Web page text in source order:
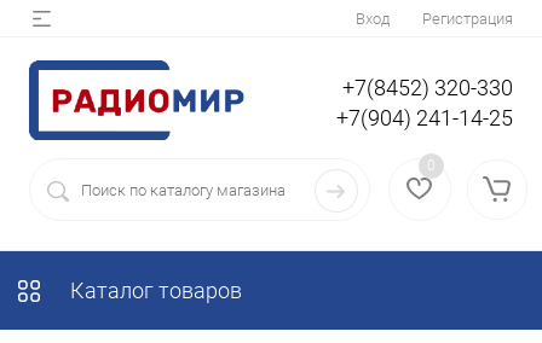
Вход Регистрация
+7(8452) 320-330
+7(904) 241-14-25
0
Каталог товаров